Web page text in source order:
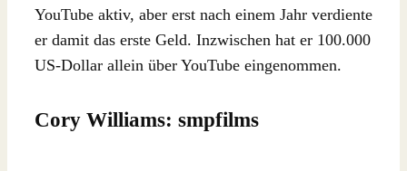
YouTube aktiv, aber erst nach einem Jahr verdiente
er damit das erste Geld. Inzwischen hat er 100.000
US-Dollar allein über YouTube eingenommen.
Cory Williams: smpfilms